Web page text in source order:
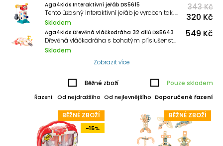
Aga4Kids Interaktivní jeřáb DS5615
Tento úžasný interaktivní jeřáb je vyroben tak, aby nejen bavil, ale také rozvíjel dovednosti a kreativitu vašich dětí.
Skladem
343 Kč
320 Kč
Aga4Kids Dřevěná vláčkodráha 32 dílů DS5643
Dřevěná vláčkodráha s bohatým příslušenstvím od firmy Aga4Kids.
Skladem
549 Kč
Zobrazit více
Běžné zboží Pouze skladem
Řazení: Od nejdražšího Od nejlevnějšího Doporučené řazení
BĚŽNÉ ZBOŽÍ
-15%
BĚŽNÉ ZBOŽÍ